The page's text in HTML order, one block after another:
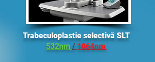
Trabeculoplastie selectivă SLT
532nm / 1064nm